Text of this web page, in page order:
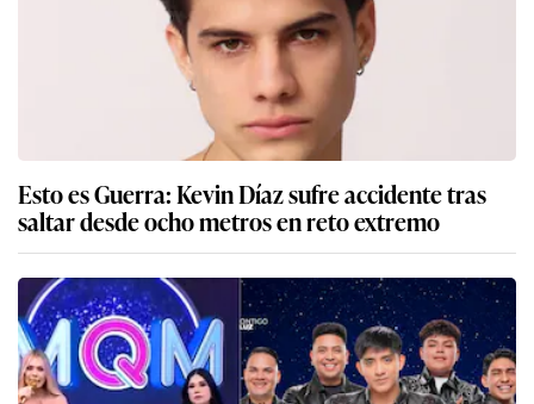
Esto es Guerra: Kevin Díaz sufre accidente tras
saltar desde ocho metros en reto extremo